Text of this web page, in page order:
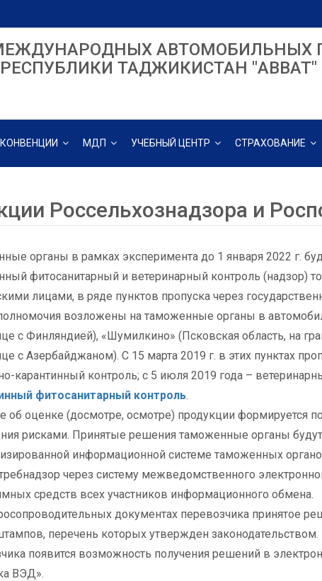
АВТОМОБИЛЬНЫХ
РЕСПУБЛИКИ ТАДЖИКИСТАН "ABBAT"
КОНВЕНЦИИ МДП УЧЕБНЫЙ ЦЕНТР СТРАХОВАНИЕ
Россельхознадзора и
органы в рамках эксперимента до 1 января 2022 г.
фитосанитарный и ветеринарный контроль (надзор)
лицами, в ряде пунктов пропуска через
возложены на таможенные органы в
с Финляндией), «Шумилкино» (Псковская область, на
с Азербайджаном). С 15 марта 2019 г. в этих пунктах
карантинный контроль; с 5 июля 2019 года –
фитосанитарный контроль.
об оценке (досмотре, осмотре) продукции формируется
рисками. Принятые решения таможенные органы
информационной системе таможенных
через систему межведомственного
средств всех участников информационного обмена.
документах перевозчика принятое
перечень которых утвержден
появится возможность получения решений в
ВЭД».